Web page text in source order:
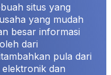
situs yang
yang mudah
besar informasi
dari
pula dari
dan